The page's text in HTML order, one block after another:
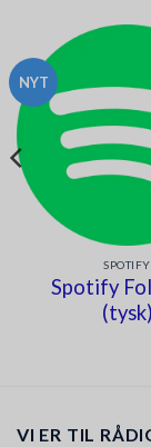
NYT
SPOTIFY
Spotify
(tysk)
VI ER TIL